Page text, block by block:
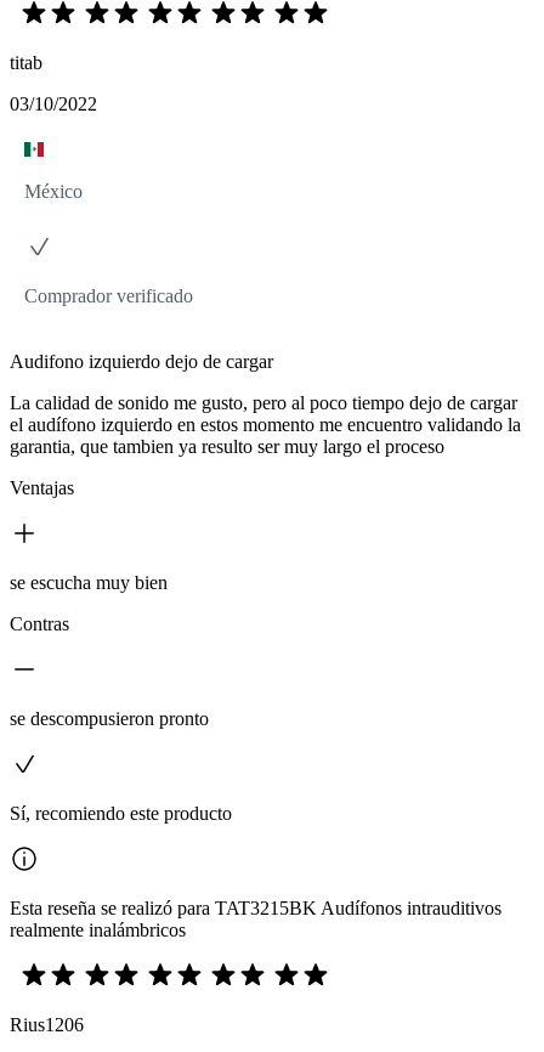
titab
03/10/2022
México
Comprador verificado
Audifono izquierdo dejo de cargar
La calidad de sonido me gusto, pero al poco tiempo dejo de cargar
el audífono izquierdo en estos momento me encuentro validando la
garantia, que tambien ya resulto ser muy largo el proceso
Ventajas
se escucha muy bien
Contras
se descompusieron pronto
Sí, recomiendo este producto
Esta reseña se realizó para TAT3215BK Audífonos intrauditivos
realmente inalámbricos
Rius1206